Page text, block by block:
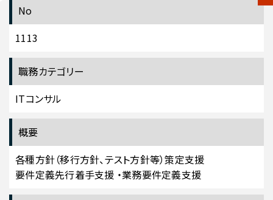
No
1113
職務カテゴリー
ITコンサル
概要
各種方針（移行方針、テスト方針等）策定支援
要件定義先行着手支援 ・業務要件定義支援